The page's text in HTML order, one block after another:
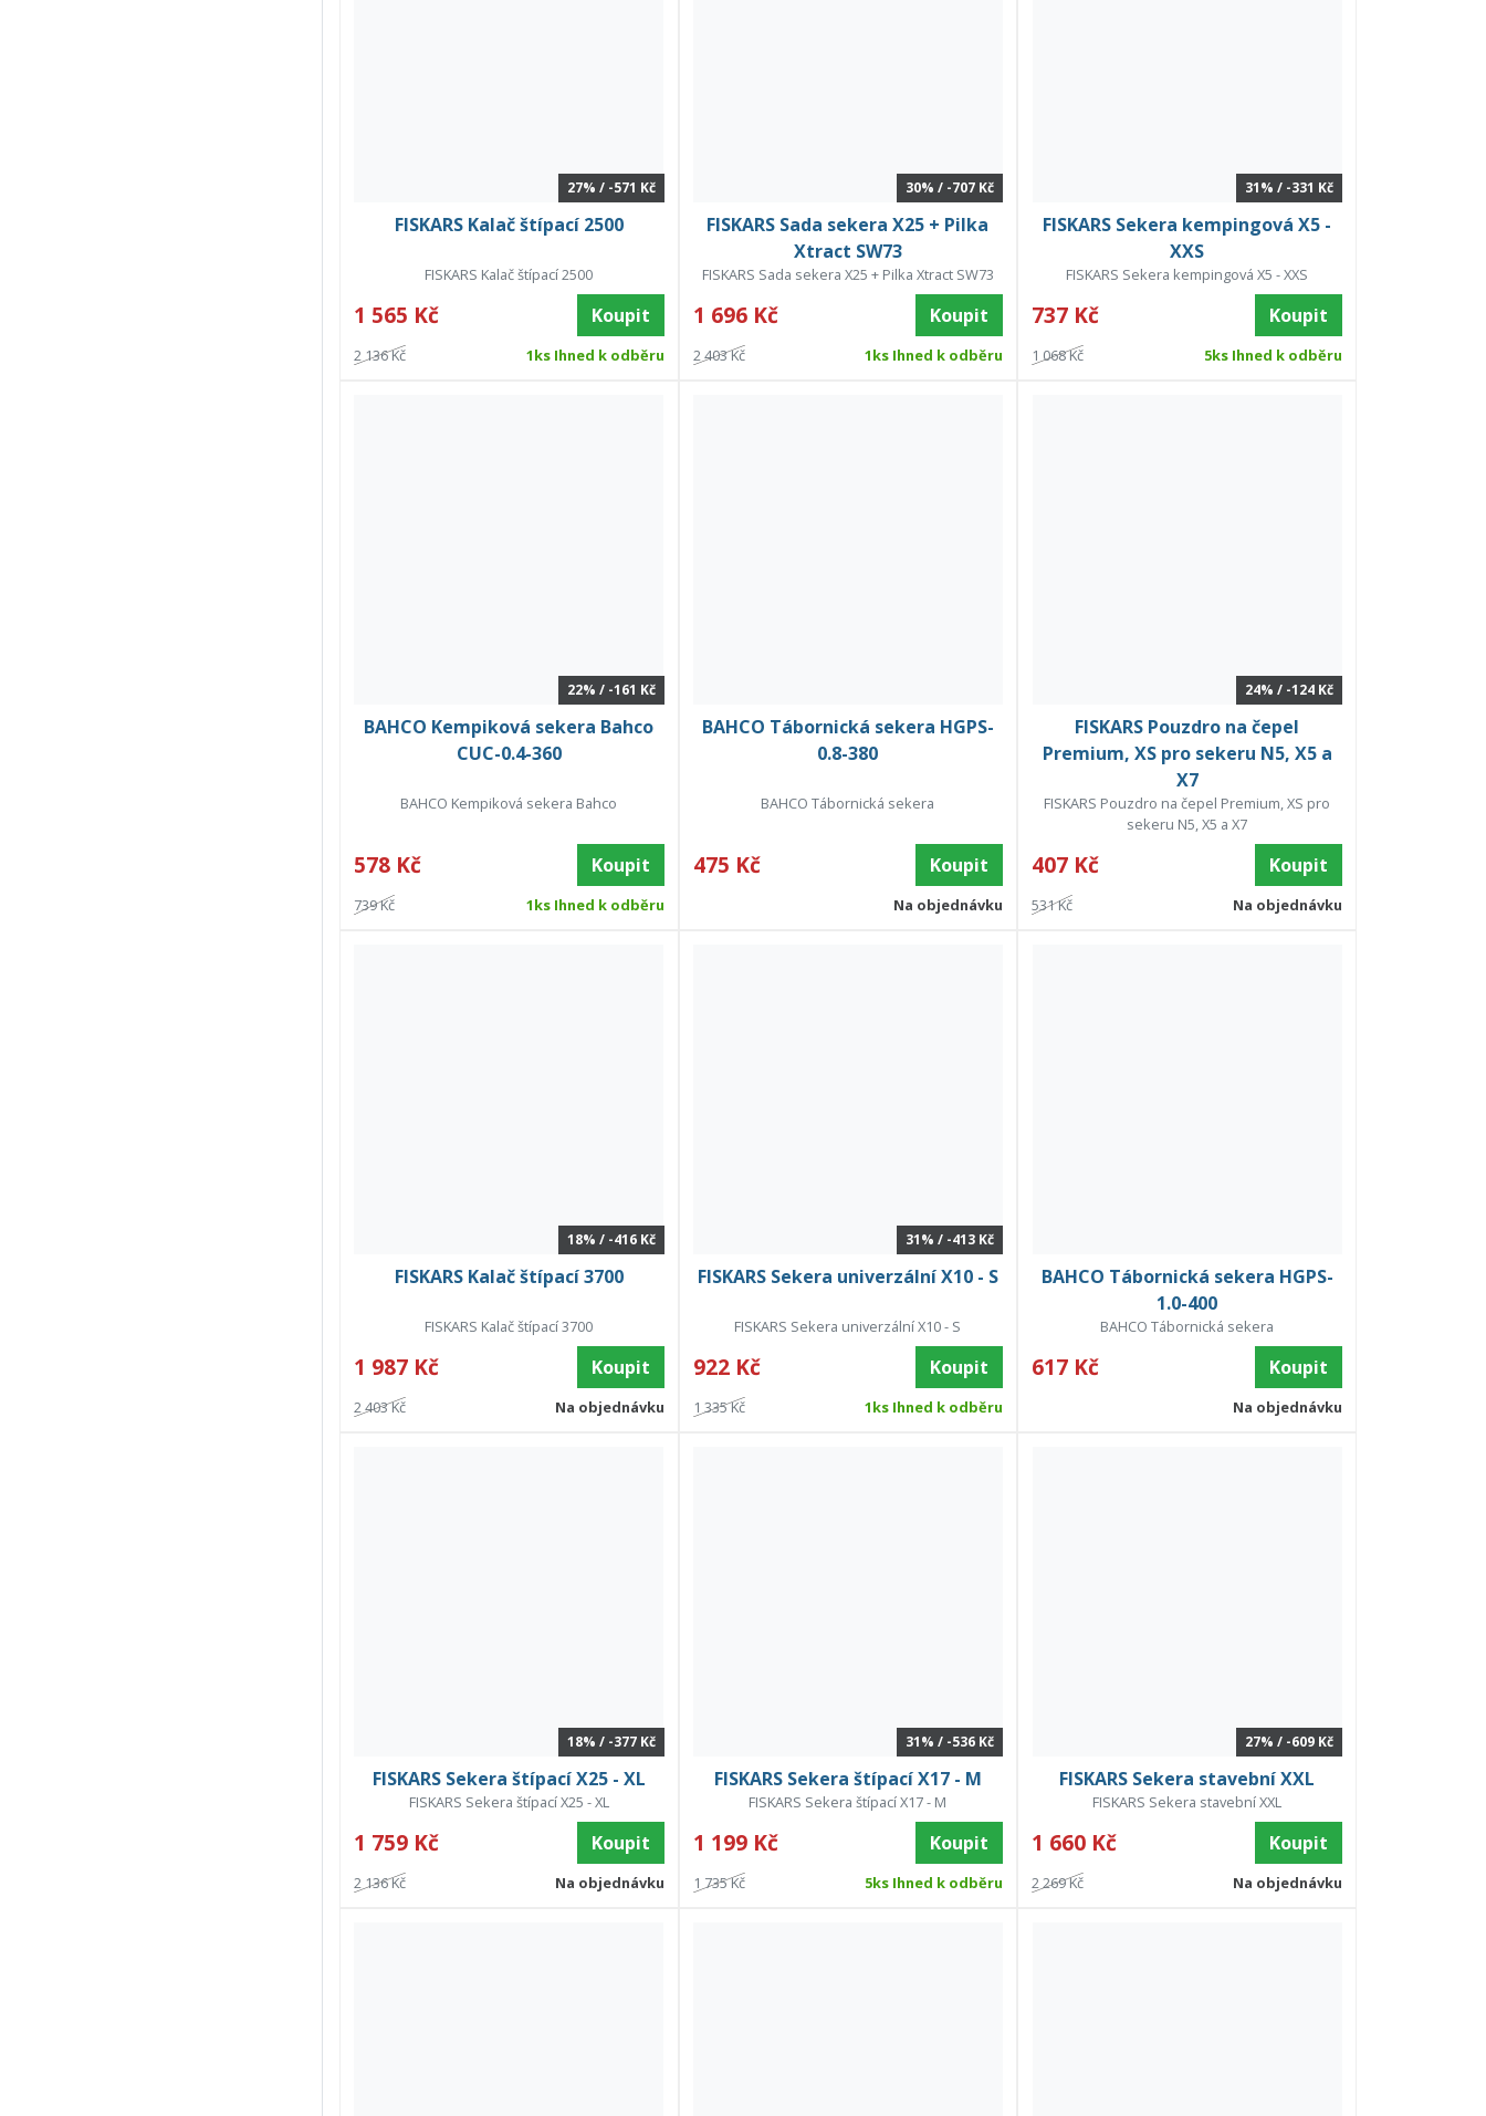
27% / -571 Kč
FISKARS Kalač štípací 2500
FISKARS Kalač štípací 2500
1 565 Kč Koupit
2 136 Kč 1ks Ihned k odběru
30% / -707 Kč
FISKARS Sada sekera X25 + Pilka
Xtract SW73
FISKARS Sada sekera X25 + Pilka Xtract SW73
1 696 Kč Koupit
2 403 Kč 1ks Ihned k odběru
31% / -331 Kč
FISKARS Sekera kempingová X5 -
XXS
FISKARS Sekera kempingová X5 - XXS
737 Kč Koupit
1 068 Kč 5ks Ihned k odběru
22% / -161 Kč
BAHCO Kempiková sekera Bahco
CUC-0.4-360
BAHCO Kempiková sekera Bahco
578 Kč Koupit
739 Kč 1ks Ihned k odběru
BAHCO Tábornická sekera HGPS-
0.8-380
BAHCO Tábornická sekera
475 Kč Koupit
Na objednávku
24% / -124 Kč
FISKARS Pouzdro na čepel
Premium, XS pro sekeru N5, X5 a
X7
FISKARS Pouzdro na čepel Premium, XS pro
sekeru N5, X5 a X7
407 Kč Koupit
531 Kč Na objednávku
18% / -416 Kč
FISKARS Kalač štípací 3700
FISKARS Kalač štípací 3700
1 987 Kč Koupit
2 403 Kč Na objednávku
31% / -413 Kč
FISKARS Sekera univerzální X10 - S
FISKARS Sekera univerzální X10 - S
922 Kč Koupit
1 335 Kč 1ks Ihned k odběru
BAHCO Tábornická sekera HGPS-
1.0-400
BAHCO Tábornická sekera
617 Kč Koupit
Na objednávku
18% / -377 Kč
FISKARS Sekera štípací X25 - XL
FISKARS Sekera štípací X25 - XL
1 759 Kč Koupit
2 136 Kč Na objednávku
31% / -536 Kč
FISKARS Sekera štípací X17 - M
FISKARS Sekera štípací X17 - M
1 199 Kč Koupit
1 735 Kč 5ks Ihned k odběru
27% / -609 Kč
FISKARS Sekera stavební XXL
FISKARS Sekera stavební XXL
1 660 Kč Koupit
2 269 Kč Na objednávku